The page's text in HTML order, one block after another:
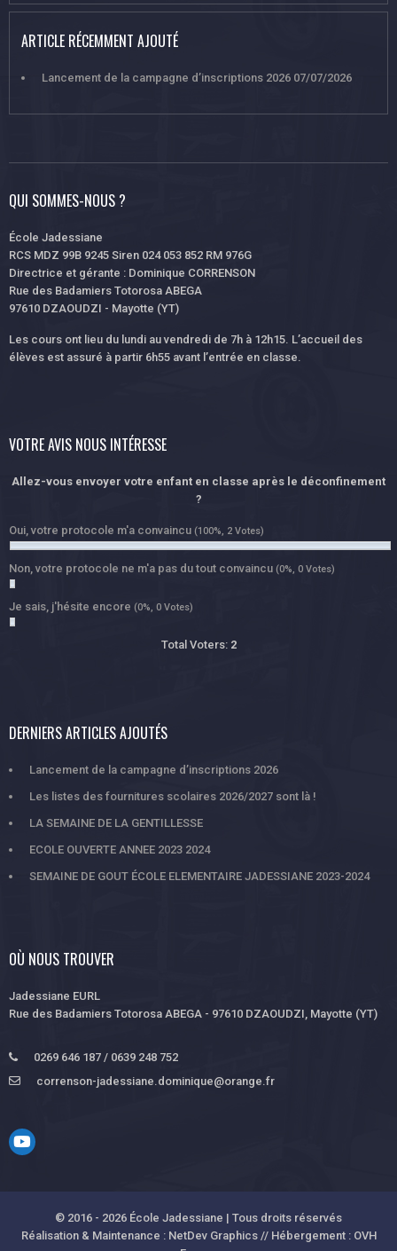
ARTICLE RÉCEMMENT AJOUTÉ
Lancement de la campagne d’inscriptions 2026 07/07/2026
QUI SOMMES-NOUS ?
École Jadessiane
RCS MDZ 99B 9245 Siren 024 053 852 RM 976G
Directrice et gérante : Dominique CORRENSON
Rue des Badamiers Totorosa ABEGA
97610 DZAOUDZI - Mayotte (YT)
Les cours ont lieu du lundi au vendredi de 7h à 12h15. L’accueil des
élèves est assuré à partir 6h55 avant l’entrée en classe.
VOTRE AVIS NOUS INTÉRESSE
Allez-vous envoyer votre enfant en classe après le déconfinement
?
Oui, votre protocole m'a convaincu (100%, 2 Votes)
Non, votre protocole ne m'a pas du tout convaincu (0%, 0 Votes)
Je sais, j'hésite encore (0%, 0 Votes)
Total Voters: 2
DERNIERS ARTICLES AJOUTÉS
Lancement de la campagne d’inscriptions 2026
Les listes des fournitures scolaires 2026/2027 sont là !
LA SEMAINE DE LA GENTILLESSE
ECOLE OUVERTE ANNEE 2023 2024
SEMAINE DE GOUT ÉCOLE ELEMENTAIRE JADESSIANE 2023-2024
OÙ NOUS TROUVER
Jadessiane EURL
Rue des Badamiers Totorosa ABEGA - 97610 DZAOUDZI, Mayotte (YT)
0269 646 187 / 0639 248 752
correnson-jadessiane.dominique@orange.fr
© 2016 - 2026 École Jadessiane | Tous droits réservés
Réalisation & Maintenance : NetDev Graphics // Hébergement : OVH